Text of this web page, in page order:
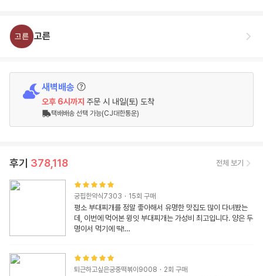
고른
새벽배송
오후 6시 까지 주문 시 내일(토) 도착
택배배송 선택 가능(CJ대한통운)
후기 378,118 전체 보기
궁핍한약식7303 · 15회 구매
평소 부대찌개를 정말 좋아해서 유명한 맛집도 많이 다녀봤는
데, 이번에 먹어본 윙잇 부대찌개는 가성비 최고입니다. 양은 두
명이서 먹기에 딱!
시지의 구성도 알차고, 국물에 재료들의 맛이 잘 어우러져 전문
점에서 먹는 부대찌개 못지않은 만족감을 줬습니다.
퇴근하고싶은궁중떡볶이9008 · 2회 구매